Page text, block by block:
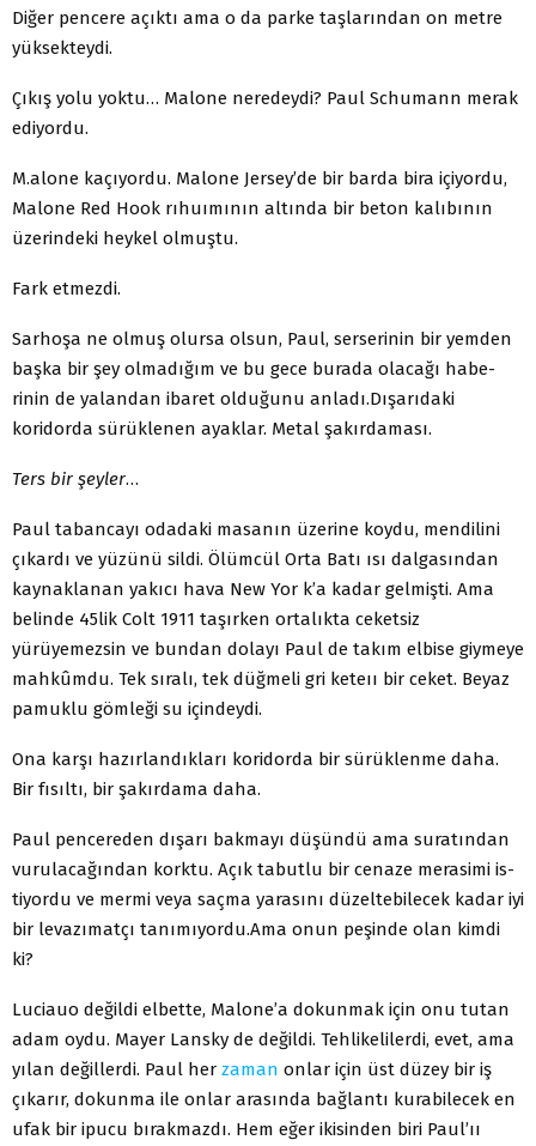
Diğer pencere açıktı ama o da parke taşlarından on metre
yüksekteydi.
Çıkış yolu yoktu… Malone neredeydi? Paul Schumann merak
ediyordu.
M.alone kaçıyordu. Malone Jersey’de bir barda bira içiyor­du,
Malone Red Hook rıhuımının altında bir beton kalıbının
üzerindeki heykel olmuştu.
Fark etmezdi.
Sarhoşa ne olmuş olursa olsun, Paul, serserinin bir yem­den
başka bir şey olmadığım ve bu gece burada olacağı habe­
rinin de yalandan ibaret olduğunu anladı.Dışarıdaki
koridorda sürüklenen ayaklar. Metal şakırda­ması.
Ters bir şeyler…
Paul tabancayı odadaki masanın üzerine koydu, mendilini
çıkardı ve yüzünü sildi. Ölümcül Orta Batı ısı dalgasından
kaynaklanan yakıcı hava New Yor k’a kadar gelmişti. Ama
be­linde 45lik Colt 1911 taşırken ortalıkta ceketsiz
yürüyemezsin ve bundan dolayı Paul de takım elbise giymeye
mahkûmdu. Tek sıralı, tek düğmeli gri keteıı bir ceket. Beyaz
pamuklu gömleği su içindeydi.
Ona karşı hazırlandıkları koridorda bir sürüklenme daha.
Bir fısıltı, bir şakırdama daha.
Paul pencereden dışarı bakmayı düşündü ama suratından
vurulacağından korktu. Açık tabutlu bir cenaze merasimi is­
tiyordu ve mermi veya saçma yarasını düzeltebilecek kadar iyi
bir levazımatçı tanımıyordu.Ama onun peşinde olan kimdi
ki?
Luciauo değildi elbette, Malone’a dokunmak için onu tu­tan
adam oydu. Mayer Lansky de değildi. Tehlikelilerdi, evet, ama
yılan değillerdi. Paul her zaman onlar için üst düzey bir iş
çıkarır, dokunma ile onlar arasında bağlantı kurabilecek en
ufak bir ipucu bırakmazdı. Hem eğer ikisinden biri Paul’ıı